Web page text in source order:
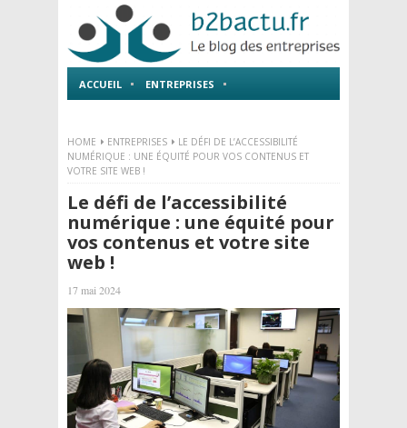
ACCUEIL ENTREPRISES
HOME ENTREPRISES
LE DÉFI DE L’ACCESSIBILITÉ
NUMÉRIQUE : UNE ÉQUITÉ POUR VOS CONTENUS ET
VOTRE SITE WEB !
Le défi de l’accessibilité
numérique : une équité pour
vos contenus et votre site
web !
17 mai 2024